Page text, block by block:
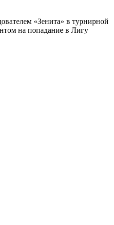
«Зенита» в турнирной
на попадание в Лигу